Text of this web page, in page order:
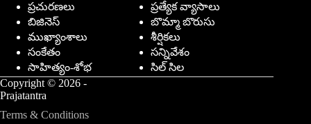
ప్రచురణలు
ప్రత్యేక వ్యాసాలు
బిజినెస్
బొమ్మా బొరుసు
ముఖ్యాంశాలు
శీర్షికలు
సంకేతం
సన్నివేశం
సాహిత్యం-శోభ
సిల్ సిల
Copyright © 2026 -
Prajatantra
Terms & Conditions